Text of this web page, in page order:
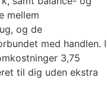
mellem
og de
med handlen. I
3,75
til dig uden ekstra